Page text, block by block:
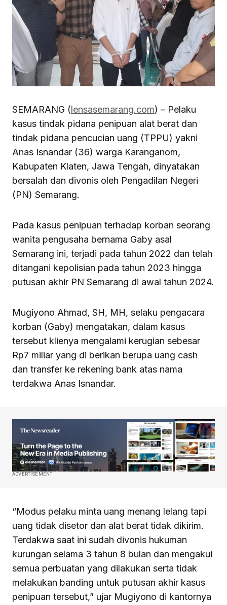
SEMARANG (lensasemarang.com) – Pelaku
kasus tindak pidana penipuan alat berat dan
tindak pidana pencucian uang (TPPU) yakni
Anas Isnandar (36) warga Karanganom,
Kabupaten Klaten, Jawa Tengah, dinyatakan
bersalah dan divonis oleh Pengadilan Negeri
(PN) Semarang.
Pada kasus penipuan terhadap korban seorang
wanita pengusaha bernama Gaby asal
Semarang ini, terjadi pada tahun 2022 dan telah
ditangani kepolisian pada tahun 2023 hingga
putusan akhir PN Semarang di awal tahun 2024.
Mugiyono Ahmad, SH, MH, selaku pengacara
korban (Gaby) mengatakan, dalam kasus
tersebut klienya mengalami kerugian sebesar
Rp7 miliar yang di berikan berupa uang cash
dan transfer ke rekening bank atas nama
terdakwa Anas Isnandar.
ADVERTISEMENT
“Modus pelaku minta uang menang lelang tapi
uang tidak disetor dan alat berat tidak dikirim.
Terdakwa saat ini sudah divonis hukuman
kurungan selama 3 tahun 8 bulan dan mengakui
semua perbuatan yang dilakukan serta tidak
melakukan banding untuk putusan akhir kasus
penipuan tersebut,” ujar Mugiyono di kantornya